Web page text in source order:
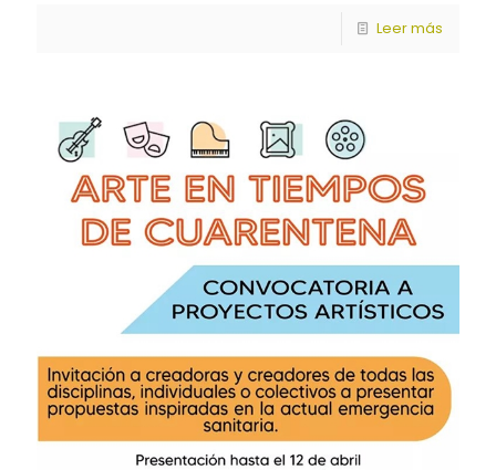
Leer más